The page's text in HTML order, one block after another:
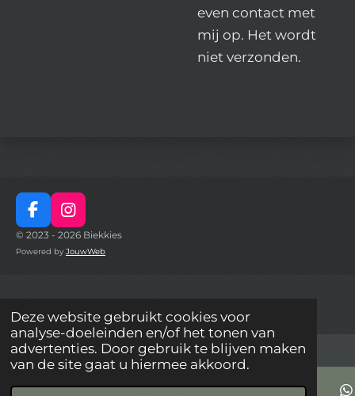
Deze website gebruikt cookies voor
analyse-doeleinden en/of het tonen van
advertenties. Door gebruik te blijven maken
van de site gaat u hiermee akkoord.
even contact met
mij op. Het wordt
niet verzonden.
F
a
c
o
k
I
n
s
r
a
m
© 2023 - 2026 Biekkies
Powered by JouwWeb